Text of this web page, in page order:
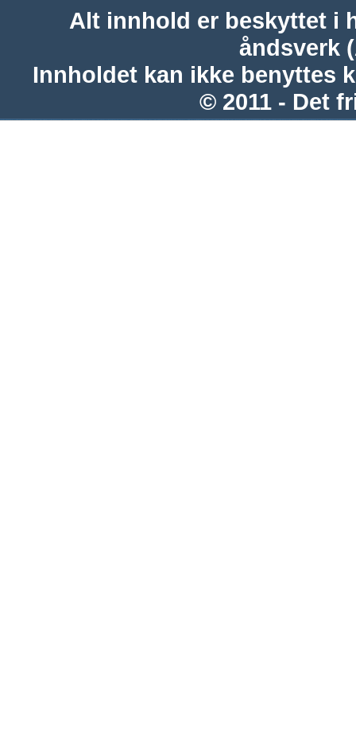
Alt innhold er beskyttet i
åndsverk
Innholdet kan ikke benyttes
© 2011 - Det